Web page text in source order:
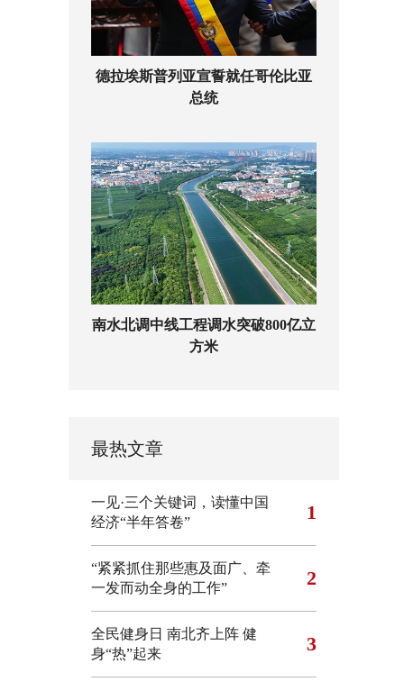
德拉埃斯普列亚宣誓就任哥伦比亚
总统
南水北调中线工程调水突破800亿立
方米
最热文章
一见·三个关键词，读懂中国
经济“半年答卷”
1
“紧紧抓住那些惠及面广、牵
一发而动全身的工作”
2
全民健身日 南北齐上阵 健
身“热”起来
3